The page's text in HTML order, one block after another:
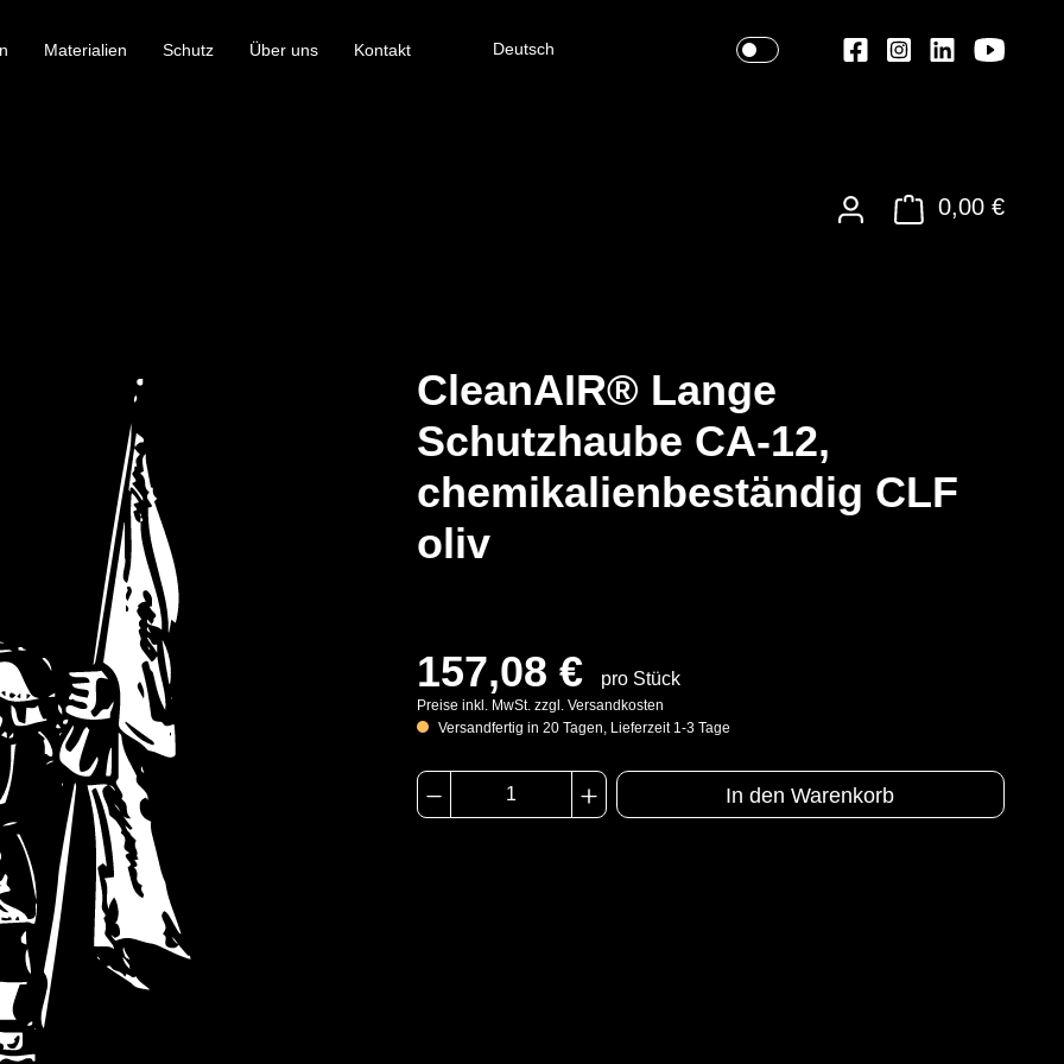
Materialien Schutz Über uns Kontakt Deutsch
0,00 €
CleanAIR® Lange
Schutzhaube CA-12,
chemikalienbeständig CLF
oliv
157,08 € pro Stück
Preise inkl. MwSt. zzgl. Versandkosten
Versandfertig in 20 Tagen, Lieferzeit 1-3 Tage
In den Warenkorb